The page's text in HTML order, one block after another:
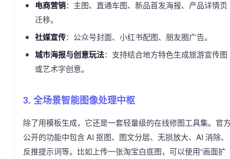
电商营销：主图、直通车图、新品首发海报、产品详情页
迁移。
社媒宣传：公众号封面、小红书配图、朋友圈广告。
城市海报与创意玩法：支持结合地方特色生成旅游宣传图
或艺术字创意。
3. 全场景智能图像处理中枢
除了用模板生成，它还是一套轻量级的在线修图工具集。官
公开的功能中包含 AI 抠图、图文分层、无损放大、AI 消除、
反推提示词等。比如上传一张淘宝白底图，可以使用“画面扩